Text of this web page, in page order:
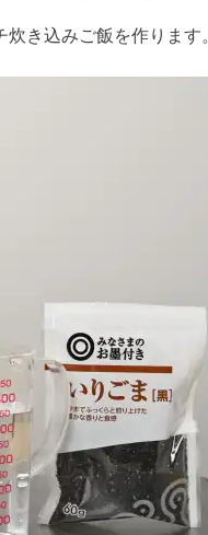
き込みご飯を作ります。